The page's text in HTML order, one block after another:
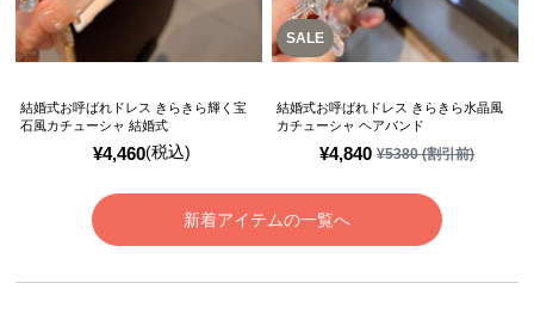
¥4,460(税込)
結婚式お呼ばれドレス きらきら輝く宝
石風カチューシャ 結婚式
SALE
¥4,840 ¥5380(割引前)
結婚式お呼ばれドレス きらきら水晶風
カチューシャ ヘアバンド
新着アイテムの一覧へ